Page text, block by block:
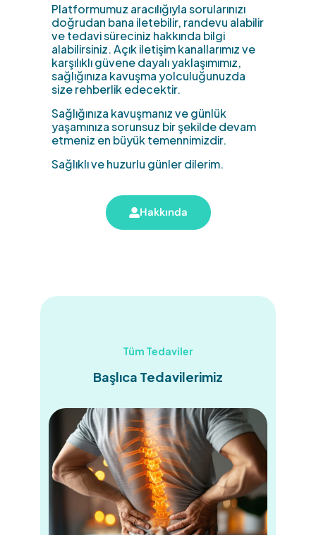
Platformumuz aracılığıyla sorularınızı
doğrudan bana iletebilir, randevu alabilir
ve tedavi süreciniz hakkında bilgi
alabilirsiniz. Açık iletişim kanallarımız ve
karşılıklı güvene dayalı yaklaşımımız,
sağlığınıza kavuşma yolculuğunuzda
size rehberlik edecektir.
Sağlığınıza kavuşmanız ve günlük
yaşamınıza sorunsuz bir şekilde devam
etmeniz en büyük temennimizdir.
Sağlıklı ve huzurlu günler dilerim.
Hakkında
Tüm Tedaviler
Başlıca Tedavilerimiz